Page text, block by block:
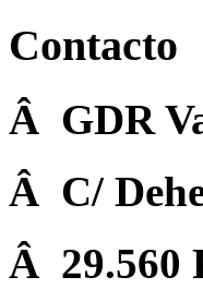
Contacto
Â GDR
Â C/
Â 29.560